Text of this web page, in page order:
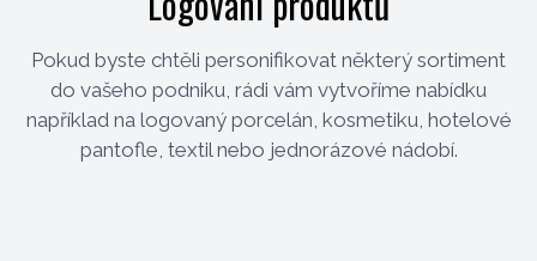
Pokud byste chtěli personifikovat některý sortiment
do vašeho podniku, rádi vám vytvoříme nabídku
například na logovaný porcelán, kosmetiku, hotelové
pantofle, textil nebo jednorázové nádobí.